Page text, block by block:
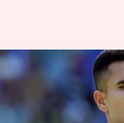
நாயிடம்
அர்ஜுன்